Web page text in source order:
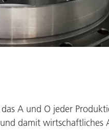
A und O jeder
damit